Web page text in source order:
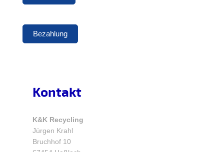
Bezahlung
Kontakt
K&K Recycling
Jürgen Krahl
Bruchhof 10